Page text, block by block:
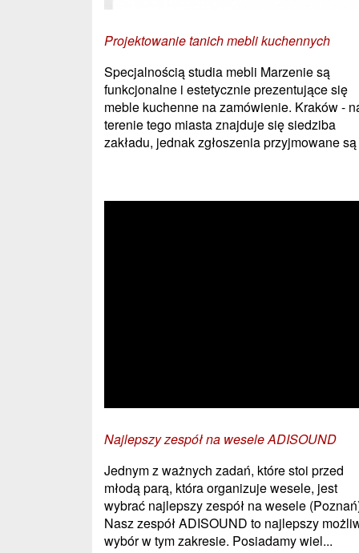
Projektowanie tanich mebli kuchennych
Specjalnością studia mebli Marzenie są
funkcjonalne i estetycznie prezentujące się
meble kuchenne na zamówienie. Kraków -
terenie tego miasta znajduje się siedziba
zakładu, jednak zgłoszenia przyjmowane są
Najlepszy zespół na wesele ADISOUND
Jednym z ważnych zadań, które stoi przed
młodą parą, która organizuje wesele, jest
wybrać najlepszy zespół na wesele
Nasz zespół ADISOUND to najlepszy
wybór w tym zakresie. Posiadamy wiel...